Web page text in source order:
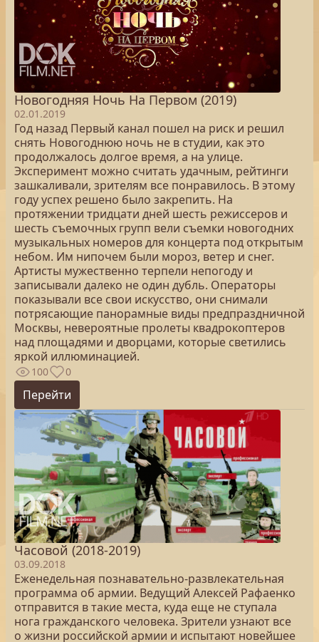
Новогодняя Ночь На Первом (2019)
02.01.2019
Год назад Первый канал пошел на риск и решил
снять Новогоднюю ночь не в студии, как это
продолжалось долгое время, а на улице.
Эксперимент можно считать удачным, рейтинги
зашкаливали, зрителям все понравилось. В этому
году успех решено было закрепить. На
протяжении тридцати дней шесть режиссеров и
шесть съемочных групп вели съемки новогодних
музыкальных номеров для концерта под открытым
небом. Им нипочем были мороз, ветер и снег.
Артисты мужественно терпели непогоду и
записывали далеко не один дубль. Операторы
показывали все свои искусство, они снимали
потрясающие панорамные виды предпраздничной
Москвы, невероятные пролеты квадрокоптеров
над площадями и дворцами, которые светились
яркой иллюминацией.
100 0
Перейти
Часовой (2018-2019)
03.09.2018
Еженедельная познавательно-развлекательная
программа об армии. Ведущий Алексей Рафаенко
отправится в такие места, куда еще не ступала
нога гражданского человека. Зрители узнают все
о жизни российской армии и испытают новейшее